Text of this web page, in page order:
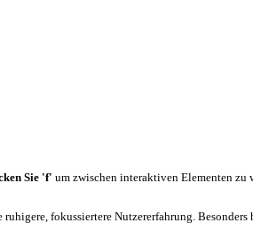
Sie 'f' um zwischen interaktiven Elementen zu
fokussiertere Nutzererfahrung.